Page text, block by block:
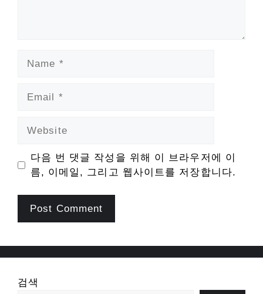
다음 번 댓글 작성을 위해 이 브라우저에 이
름, 이메일, 그리고 웹사이트를 저장합니다.
검색